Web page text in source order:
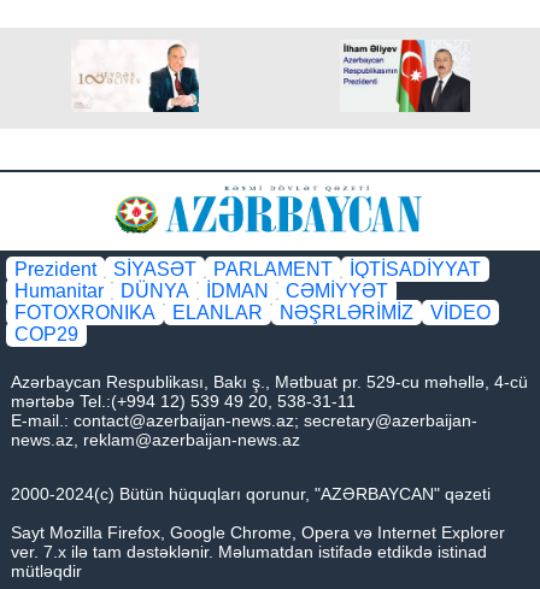
Prezident SİYASƏT PARLAMENT
İQTİSADİYYAT
Humanitar
DÜNYA İDMAN
CƏMİYYƏT
FOTOXRONIKA
ELANLAR NƏŞRLƏRİMİZ
VİDEO
COP29
Azərbaycan Respublikası, Bakı ş., Mətbuat pr. 529-cu məhəllə, 4-cü
mərtəbə Tel.:(+994 12) 539 49 20, 538-31-11
E-mail.: contact@azerbaijan-news.az; secretary@azerbaijan-
news.az, reklam@azerbaijan-news.az
2000-2024(c) Bütün hüquqları qorunur, "AZƏRBAYCAN" qəzeti
Sayt Mozilla Firefox, Google Chrome, Opera və Internet Explorer
ver. 7.x ilə tam dəstəklənir. Məlumatdan istifadə etdikdə istinad
mütləqdir